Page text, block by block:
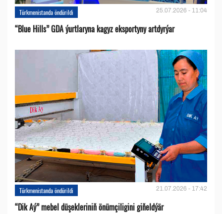
Türkmenistanda öndürildi 25.07.2026 - 11:04
“Blue Hills” GDA ýurtlaryna kagyz eksportyny artdyrýar
Türkmenistanda öndürildi 21.07.2026 - 17:42
“Dik Aý” mebel düşekleriniň önümçiligini giňeldýär